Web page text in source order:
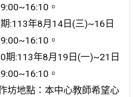
。
:113年8月14日(三)~16日
。
期:113年8月19日(一)~21日
。
坊地點：本中心教師希望心